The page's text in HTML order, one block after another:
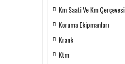
Km Saati Ve Km Çerçevesi
Koruma Ekipmanları
Krank
Ktm